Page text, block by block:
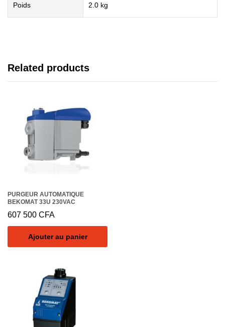
Poids 2.0 kg
Related products
PURGEUR AUTOMATIQUE
BEKOMAT 33U 230VAC
607 500 CFA
Ajouter au panier